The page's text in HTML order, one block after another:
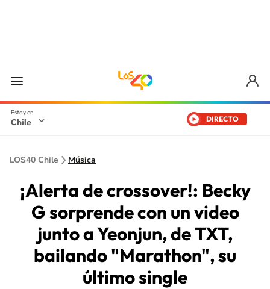
Chile DIRECTO
LOS40 Chile Música
¡Alerta de crossover!: Becky
G sorprende con un video
junto a Yeonjun, de TXT,
bailando "Marathon", su
último single